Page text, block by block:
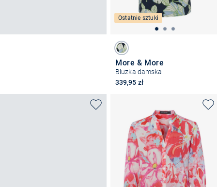
Ostatnie sztuki
More & More
Bluzka damska
339,95 zł